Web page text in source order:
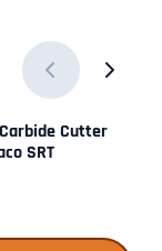
Cutter
SRT